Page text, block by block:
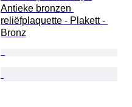
Antieke bronzen
reliëfplaquette - Plakett -
Bronz